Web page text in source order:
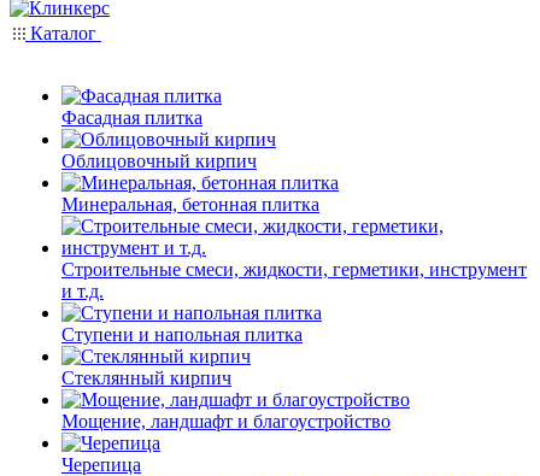
Каталог
Фасадная плитка
Облицовочный кирпич
Минеральная, бетонная плитка
Строительные смеси, жидкости, герметики, инструмент
и т.д.
Ступени и напольная плитка
Cтеклянный кирпич
Мощение, ландшафт и благоустройство
Черепица